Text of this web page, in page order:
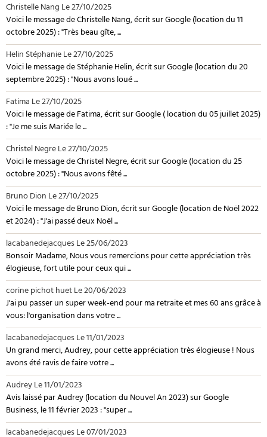
Christelle NangLe 27/10/2025
Voici le message de Christelle Nang, écrit sur Google (location du 11
octobre 2025) : "Très beau gîte, ...
Helin StéphanieLe 27/10/2025
Voici le message de Stéphanie Helin, écrit sur Google (location du 20
septembre 2025) : "Nous avons loué ...
FatimaLe 27/10/2025
Voici le message de Fatima, écrit sur Google ( location du 05 juillet 2025)
: "Je me suis Mariée le ...
Christel NegreLe 27/10/2025
Voici le message de Christel Negre, écrit sur Google (location du 25
octobre 2025) : "Nous avons fêté ...
Bruno DionLe 27/10/2025
Voici le message de Bruno Dion, écrit sur Google (location de Noël 2022
et 2024) : "J'ai passé deux Noël ...
lacabanedejacquesLe 25/06/2023
Bonsoir Madame, Nous vous remercions pour cette appréciation très
élogieuse, fort utile pour ceux qui ...
corine pichot huetLe 20/06/2023
J'ai pu passer un super week-end pour ma retraite et mes 60 ans grâce à
vous: l'organisation dans votre ...
lacabanedejacquesLe 11/01/2023
Un grand merci, Audrey, pour cette appréciation très élogieuse ! Nous
avons été ravis de faire votre ...
AudreyLe 11/01/2023
Avis laissé par Audrey (location du Nouvel An 2023) sur Google
Business, le 11 février 2023 : "super ...
lacabanedejacquesLe 07/01/2023